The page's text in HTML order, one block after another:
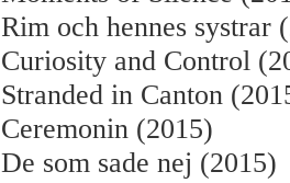
Rim och hennes systrar
Curiosity and Control
Stranded in Canton
Ceremonin (2015)
De som sade nej (2015)